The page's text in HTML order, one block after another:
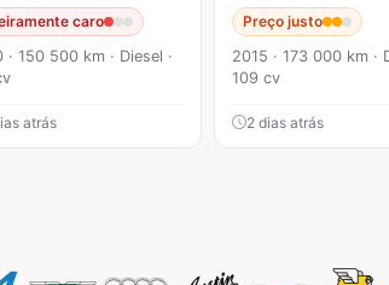
caro
· 150 500 km · Diesel ·
atrás
Preço justo
2015 · 173 000 km ·
109 cv
2 dias atrás